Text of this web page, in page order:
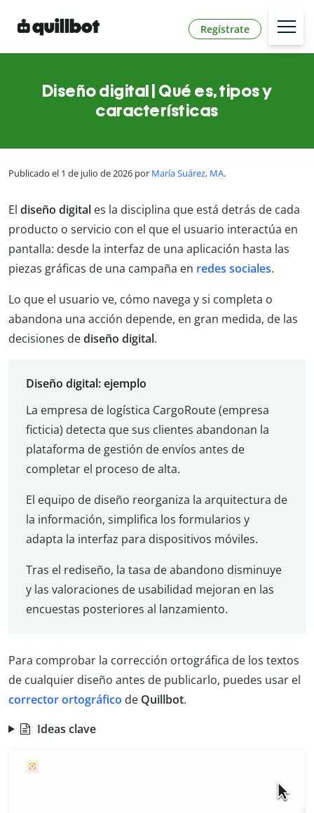
Regístrate
Diseño digital | Qué es, tipos y
características
Publicado el 1 de julio de 2026 por María Suárez, MA.
El diseño digital es la disciplina que está detrás de cada
producto o servicio con el que el usuario interactúa en
pantalla: desde la interfaz de una aplicación hasta las
piezas gráficas de una campaña en redes sociales.
Lo que el usuario ve, cómo navega y si completa o
abandona una acción depende, en gran medida, de las
decisiones dediseño digital.
Diseño digital: ejemplo
La empresa de logística CargoRoute (empresa
ficticia) detecta que sus clientes abandonan la
plataforma de gestión de envíos antes de
completar el proceso de alta.
El equipo de diseño reorganiza la arquitectura de
la información, simplifica los formularios y
adapta la interfaz para dispositivos móviles.
Tras el rediseño, la tasa de abandono disminuye
y las valoraciones de usabilidad mejoran en las
encuestas posteriores al lanzamiento.
Para comprobar la corrección ortográfica de los textos
de cualquier diseño antes de publicarlo, puedes usar el
corrector ortográfico de Quillbot.
Ideas clave